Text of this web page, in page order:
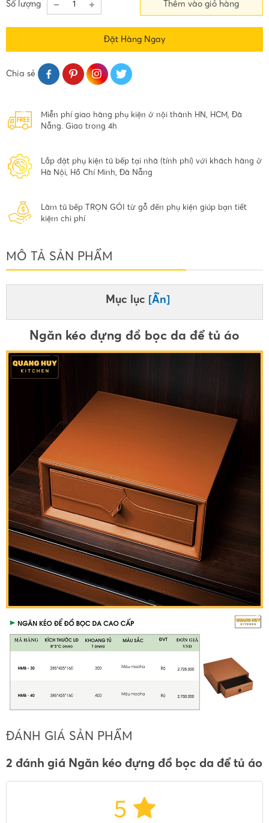
Số lượng Thêm vào giỏ hàng
Đặt Hàng Ngay
Chia sẻ
Miễn phí giao hàng phụ kiện ở nội thành HN, HCM, Đà
Nẵng. Giao trong 4h
Lắp đặt phụ kiện tủ bếp tại nhà (tính phí) với khách hàng ở
Hà Nội, Hồ Chí Minh, Đà Nẵng
Làm tủ bếp TRỌN GÓI từ gỗ đến phụ kiện giúp bạn tiết
kiệm chi phí
MÔ TẢ SẢN PHẨM
Mục lục [Ẩn]
Ngăn kéo đựng đồ bọc da để tủ áo
ĐÁNH GIÁ SẢN PHẨM
2 đánh giá Ngăn kéo đựng đồ bọc da để tủ áo
5